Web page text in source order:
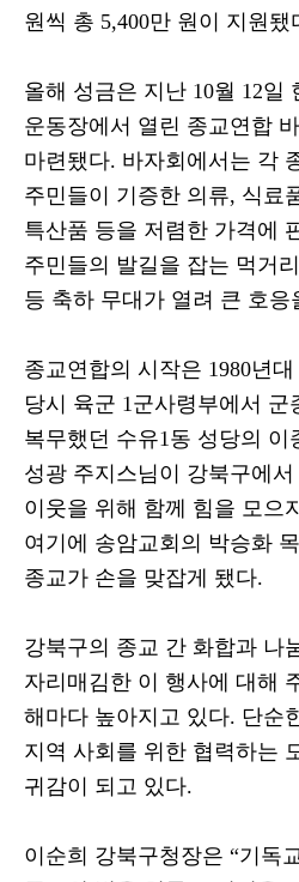
원씩 총 5,400만 원이 지원됐
올해 성금은 지난 10월 12일
운동장에서 열린 종교연합
마련됐다. 바자회에서는 각
주민들이 기증한 의류, 식료
특산품 등을 저렴한 가격에
주민들의 발길을 잡는 먹거
등 축하 무대가 열려 큰 호응
종교연합의 시작은 1980년
당시 육군 1군사령부에서 군
복무했던 수유1동 성당의 이
성광 주지스님이 강북구에
이웃을 위해 함께 힘을 모으
여기에 송암교회의 박승화
종교가 손을 맞잡게 됐다.
강북구의 종교 간 화합과 나
자리매김한 이 행사에 대해
해마다 높아지고 있다. 단순
지역 사회를 위한 협력하는
귀감이 되고 있다.
이순희 강북구청장은 “기독